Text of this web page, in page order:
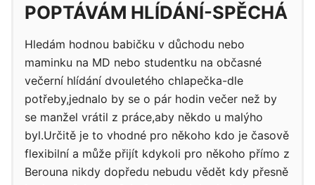
POPTÁVÁM HLÍDÁNÍ-SPĚCHÁ
Hledám hodnou babičku v důchodu nebo
maminku na MD nebo studentku na občasné
večerní hlídání dvouletého chlapečka-dle
potřeby,jednalo by se o pár hodin večer než by
se manžel vrátil z práce,aby někdo u malýho
byl.Určitě je to vhodné pro někoho kdo je časově
flexibilní a může přijít kdykoli pro někoho přímo z
Berouna nikdy dopředu nebudu vědět kdy přesně